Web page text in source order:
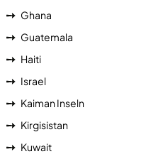
Ghana
Guatemala
Haiti
Israel
Kaiman Inseln
Kirgisistan
Kuwait